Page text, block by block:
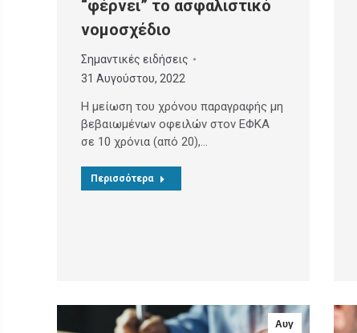
“φέρνει” το ασφαλιστικό
νομοσχέδιο
Σημαντικές ειδήσεις
31 Αυγούστου, 2022
Η μείωση του χρόνου παραγραφής μη
βεβαιωμένων οφειλών στον ΕΦΚΑ
σε 10 χρόνια (από 20),…
Περισσότερα
Αυγ